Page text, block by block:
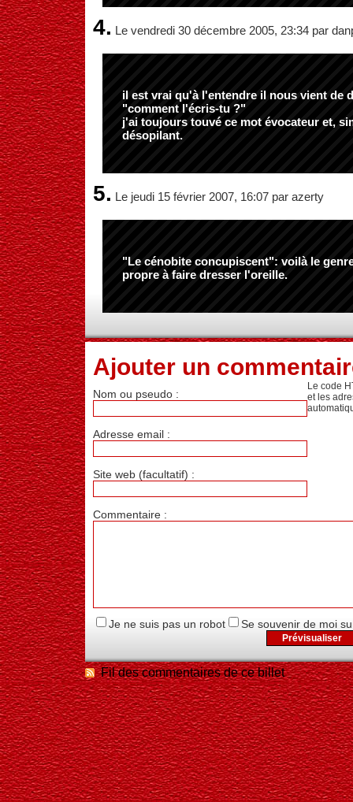
4. Le vendredi 30 décembre 2005, 23:34 par
il est vrai qu'à l'entendre il nous vient de
"comment l'écris-tu ?"
j'ai toujours touvé ce mot évocateur et,
désopilant.
5. Le jeudi 15 février 2007, 16:07 par azerty
"Le cénobite concupiscent": voilà le
propre à faire dresser l'oreille.
Ajouter un
Nom ou pseudo :
Adresse email :
Site web (facultatif) :
Commentaire :
Le code
et les
Je ne suis pas un robot Se souvenir de moi
Fil des commentaires de ce billet